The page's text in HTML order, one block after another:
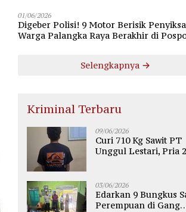
01/06/2026
Digeber Polisi! 9 Motor Berisik Penyiksa
Warga Palangka Raya Berakhir di
Selengkapnya
Kriminal Terbaru
09/06/2026
Curi 710 Kg Sawit PT
Unggul Lestari, Pria
03/06/2026
Edarkan 9 Bungkus
Perempuan di Gang